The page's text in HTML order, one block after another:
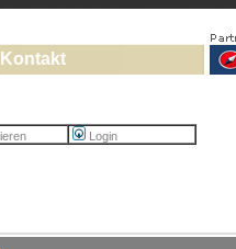
Kontakt
Login